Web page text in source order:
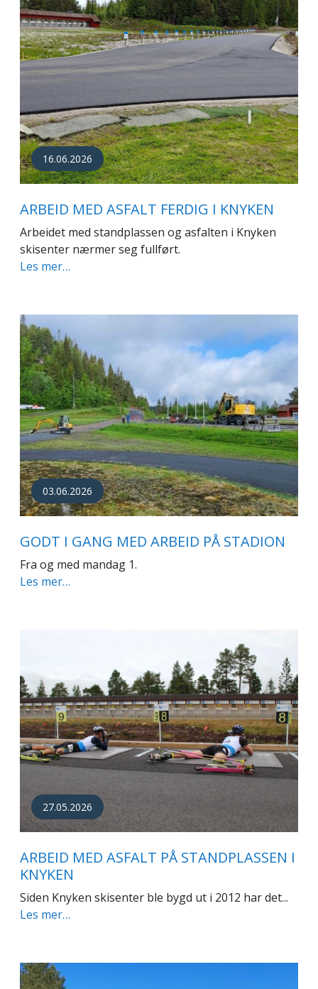
16.06.2026
ARBEID MED ASFALT FERDIG I KNYKEN
Arbeidet med standplassen og asfalten i Knyken
skisenter nærmer seg fullført.
Les mer…
03.06.2026
GODT I GANG MED ARBEID PÅ STADION
Fra og med mandag 1.
Les mer…
27.05.2026
ARBEID MED ASFALT PÅ STANDPLASSEN I
KNYKEN
Siden Knyken skisenter ble bygd ut i 2012 har det...
Les mer…